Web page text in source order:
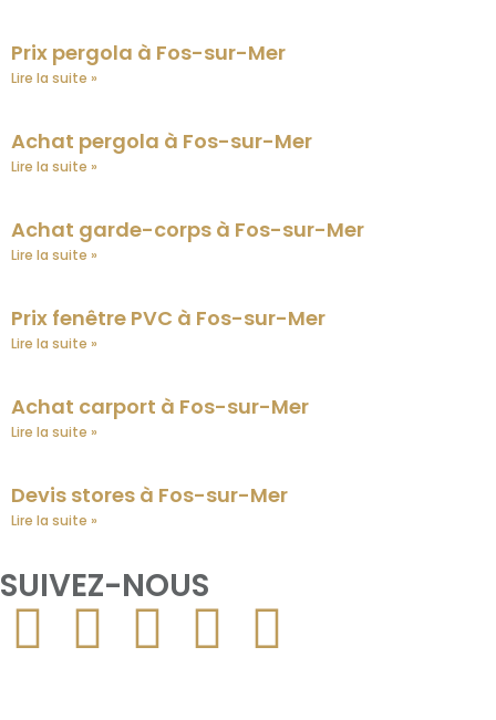
Prix pergola à Fos-sur-Mer
Lire la suite »
Achat pergola à Fos-sur-Mer
Lire la suite »
Achat garde-corps à Fos-sur-Mer
Lire la suite »
Prix fenêtre PVC à Fos-sur-Mer
Lire la suite »
Achat carport à Fos-sur-Mer
Lire la suite »
Devis stores à Fos-sur-Mer
Lire la suite »
SUIVEZ-NOUS